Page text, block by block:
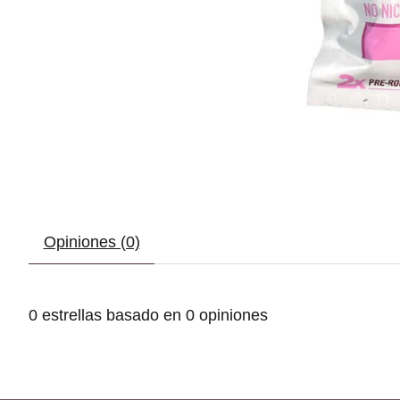
Opiniones (0)
0 estrellas basado en 0 opiniones